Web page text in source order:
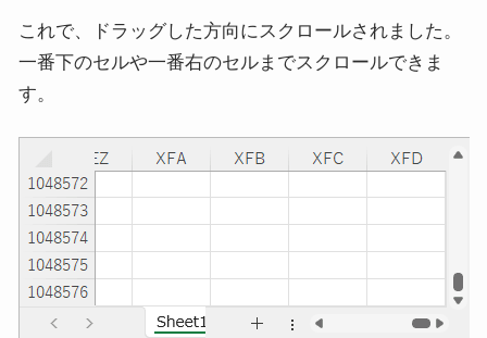
これで、ドラッグした方向にスクロールされました。
一番下のセルや一番右のセルまでスクロールできま
す。